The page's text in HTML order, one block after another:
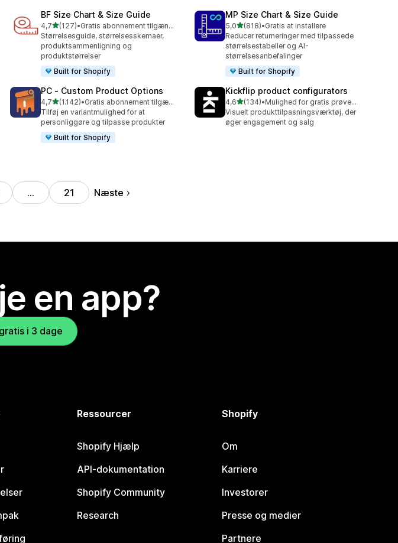
BF Size Chart & Size Guide
4,7ud af 5 stjerner
(127)
127 anmeldelser i alt
•
Gratis abonnement tilgængeligt
Størrelsesguide, størrelsesskemaer,
produktsammenligning og
produktstørrelser
Built for Shopify
MP Size Chart & Size Guide
5,0ud af 5 stjerner
(818)
818 anmeldelser i alt
•Gratis at installere
Reducer returneringer med tilpassede
størrelsestabeller og AI-
størrelsesanbefalinger
Built for Shopify
PC ‑ Custom Product Options
4,7ud af 5 stjerner
(1.142)
1142 anmeldelser i alt
•
Gratis abonnement tilgængeligt
Tilføj en variantmulighed for at
personliggøre og tilpasse produkter
Built for Shopify
Kickflip product configurators
4,6ud af 5 stjerner
(134)
134 anmeldelser i alt
•
Mulighed for gratis prøveperiode
Visuelt produkttilpasningsværktøj, der
øger engagement og salg
… 21 Næste
en app?
i 3 dage
Ressourcer
Shopify Hjælp
API-dokumentation
Shopify Community
Research
Shopify
Om
Karriere
Investorer
Presse og medier
Partnere